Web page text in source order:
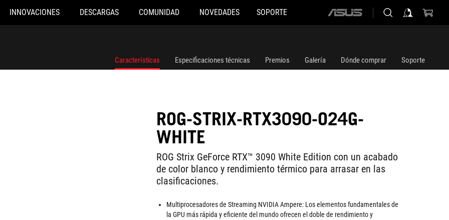
INNOVACIONES DESCARGAS COMUNIDAD NOVEDADES SOPORTE
ASUS
Características Especificaciones técnicas Premios Galería Dónde comprar Soporte
ROG-STRIX-RTX3090-O24G-
WHITE
ROG Strix GeForce RTX™ 3090 White Edition con un acabado
de color blanco y rendimiento térmico para arrasar en las
clasificaciones.
Multiprocesadores de Streaming NVIDIA Ampere: Los elementos fundamentales de
la GPU más rápida y eficiente del mundo ofrecen el doble de rendimiento y